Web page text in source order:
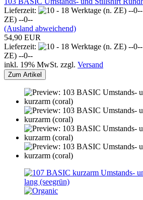
Lieferzeit:
ZE) --0--
(Ausland abweichend)
54,90 EUR
Lieferzeit:
ZE) --0--
inkl. 19% MwSt. zzgl. Versand
Zum Artikel